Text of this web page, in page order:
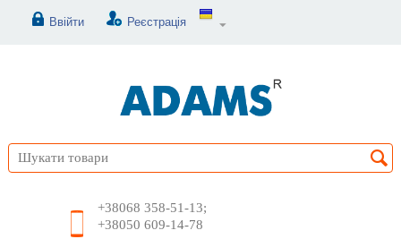
Ввійти Реєстрація
+38068 358-51-13;
+38050 609-14-78